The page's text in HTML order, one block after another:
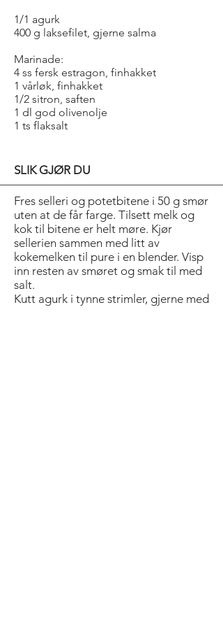
1/1 agurk
400 g laksefilet, gjerne salma
Marinade:
4 ss fersk estragon, finhakket
1 vårløk, finhakket
1/2 sitron, saften
1 dl god olivenolje
1 ts flaksalt
SLIK GJØR DU
Fres selleri og potetbitene i 50 g smør
uten at de får farge. Tilsett melk og
kok til bitene er helt møre. Kjør
sellerien sammen med litt av
kokemelken til pure i en blender. Visp
inn resten av smøret og smak til med
salt.
Kutt agurk i tynne strimler, gjerne med